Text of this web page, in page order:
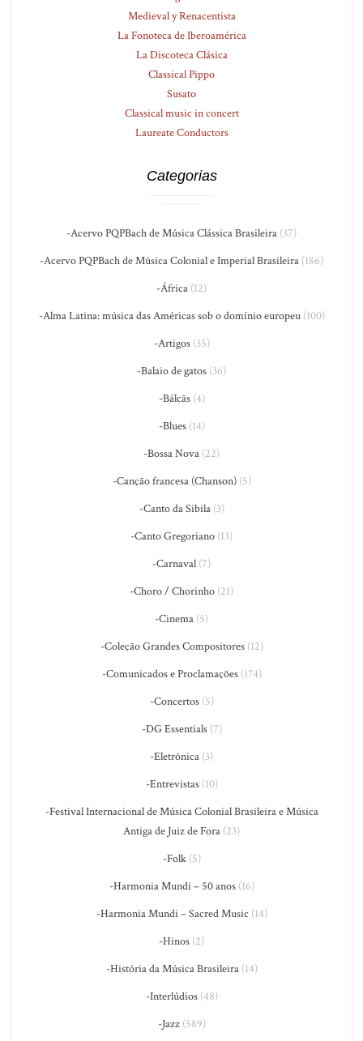
Medieval y Renacentista
La Fonoteca de Iberoamérica
La Discoteca Clásica
Classical Pippo
Susato
Classical music in concert
Laureate Conductors
Categorias
-Acervo PQPBach de Música Clássica Brasileira (37)
-Acervo PQPBach de Música Colonial e Imperial Brasileira (186)
-África (12)
-Alma Latina: música das Américas sob o domínio europeu(100)
-Artigos(35)
-Balaio de gatos (36)
-Bálcãs(4)
-Blues(14)
-Bossa Nova (22)
-Canção francesa (Chanson)(5)
-Canto da Sibila(3)
-Canto Gregoriano (13)
-Carnaval (7)
-Choro / Chorinho (21)
-Cinema (5)
-Coleção Grandes Compositores(12)
-Comunicados e Proclamações(174)
-Concertos(5)
-DG Essentials(7)
-Eletrônica (3)
-Entrevistas(10)
-Festival Internacional de Música Colonial Brasileira e Música
Antiga de Juiz de Fora (23)
-Folk(5)
-Harmonia Mundi – 50 anos(16)
-Harmonia Mundi – Sacred Music (14)
-Hinos (2)
-História da Música Brasileira(14)
-Interlúdios(48)
-Jazz(589)